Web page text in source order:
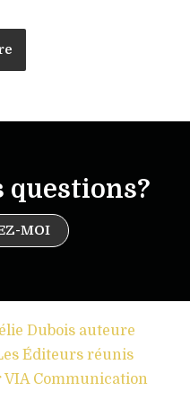
questions?
MOI
Dubois auteure
Éditeurs réunis
VIA Communication